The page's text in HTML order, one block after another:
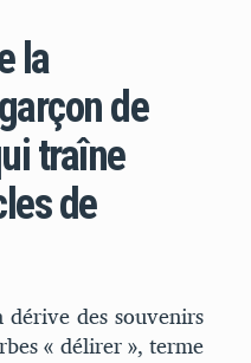
la
de
traîne
de
des souvenirs
« délirer », terme